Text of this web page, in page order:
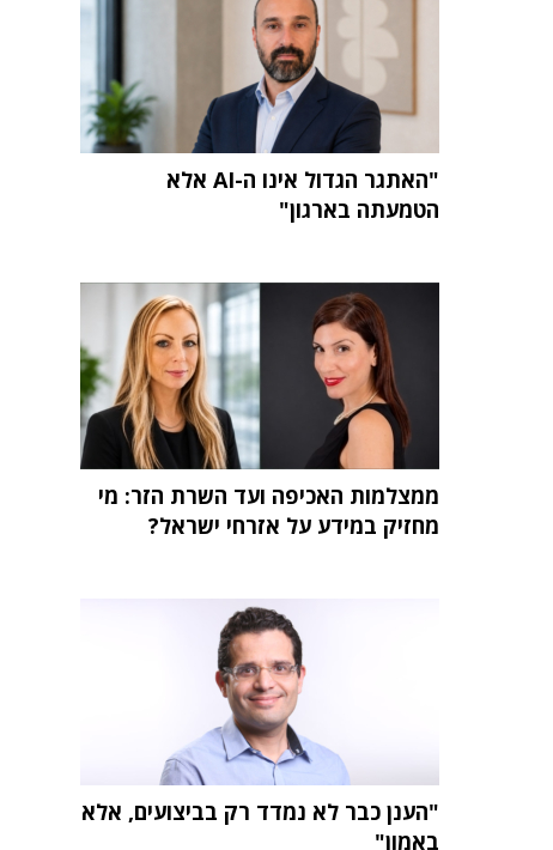
"האתגר הגדול אינו ה-AI אלא
הטמעתה בארגון"
ממצלמות האכיפה ועד השרת הזר: מי
מחזיק במידע על אזרחי ישראל?
"הענן כבר לא נמדד רק בביצועים, אלא
באמון"